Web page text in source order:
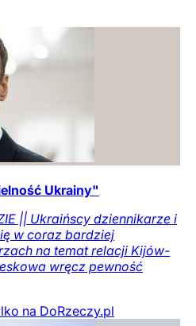
Ukrainy"
|| Ukraińscy dziennikarze i
w coraz bardziej
na temat relacji Kijów-
wręcz pewność
na DoRzeczy.pl